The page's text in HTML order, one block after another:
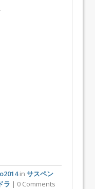
in サスペン
ラ | 0 Comments